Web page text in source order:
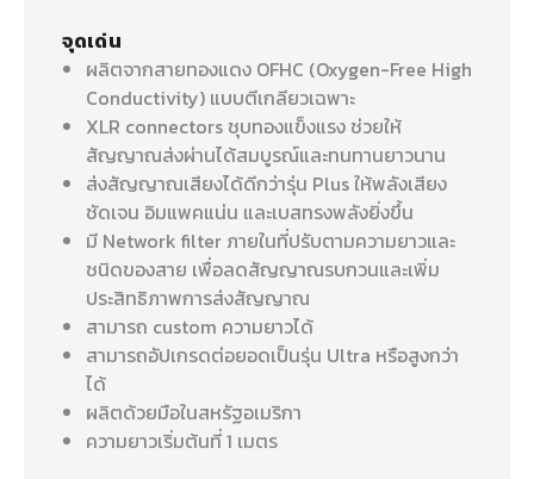
จุดเด่น
ผลิตจากสายทองแดง OFHC (Oxygen-Free High
Conductivity) แบบตีเกลียวเฉพาะ
XLR connectors ชุบทองแข็งแรง ช่วยให้
สัญญาณส่งผ่านได้สมบูรณ์และทนทานยาวนาน
ส่งสัญญาณเสียงได้ดีกว่ารุ่น Plus ให้พลังเสียง
ชัดเจน อิมแพคแน่น และเบสทรงพลังยิ่งขึ้น
มี Network filter ภายในที่ปรับตามความยาวและ
ชนิดของสาย เพื่อลดสัญญาณรบกวนและเพิ่ม
ประสิทธิภาพการส่งสัญญาณ
สามารถ custom ความยาวได้
สามารถอัปเกรดต่อยอดเป็นรุ่น Ultra หรือสูงกว่า
ได้
ผลิตด้วยมือในสหรัฐอเมริกา
ความยาวเริ่มต้นที่ 1 เมตร